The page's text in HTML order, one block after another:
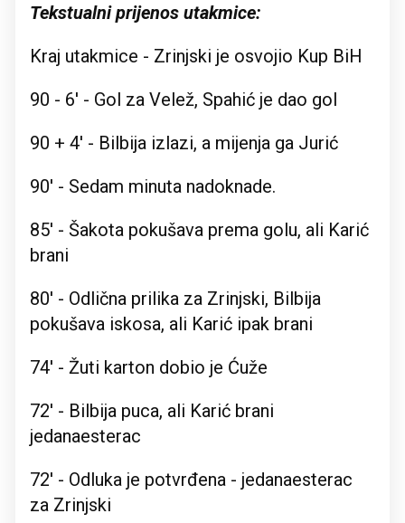
Tekstualni prijenos utakmice:
Kraj utakmice - Zrinjski je osvojio Kup BiH
90 - 6' - Gol za Velež, Spahić je dao gol
90 + 4' - Bilbija izlazi, a mijenja ga Jurić
90' - Sedam minuta nadoknade.
85' - Šakota pokušava prema golu, ali Karić
brani
80' - Odlična prilika za Zrinjski, Bilbija
pokušava iskosa, ali Karić ipak brani
74' - Žuti karton dobio je Ćuže
72' - Bilbija puca, ali Karić brani
jedanaesterac
72' - Odluka je potvrđena - jedanaesterac
za Zrinjski